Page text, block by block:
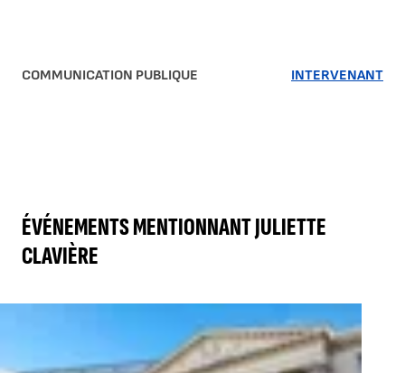
COMMUNICATION PUBLIQUE INTERVENANT
ÉVÉNEMENTS MENTIONNANT JULIETTE
CLAVIÈRE